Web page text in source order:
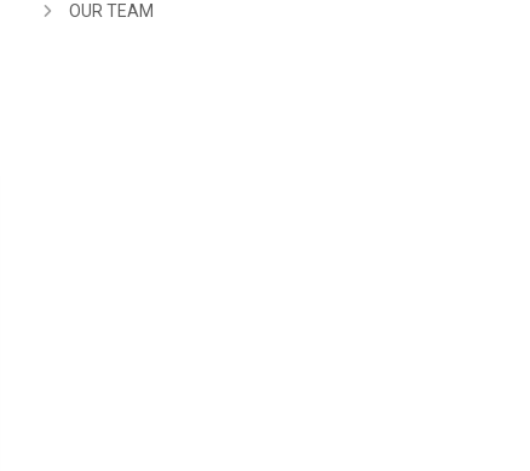
OUR TEAM